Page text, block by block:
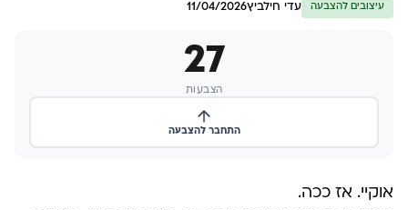
עיצובים להצבעה עדי חילביץ11/04/2026
27
הצבעות
התחבר להצבעה
אוקיי. אז ככה.